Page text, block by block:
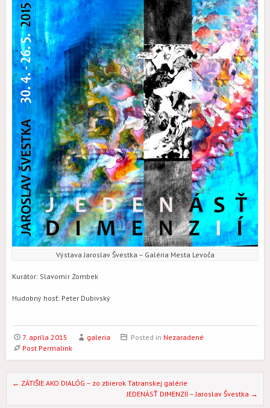
Výstava Jaroslav Švestka – Galéria Mesta Levoča
Kurátor: Slavomír Zombek
Hudobný hosť: Peter Dubivský
7. apríla 2015 galeria Posted in Nezaradené
Post Permalink
Post navigation
← ZÁTIŠIE AKO DIALÓG – zo zbierok Tatranskej galérie
JEDENÁSŤ DIMENZIÍ – Jaroslav Švestka →